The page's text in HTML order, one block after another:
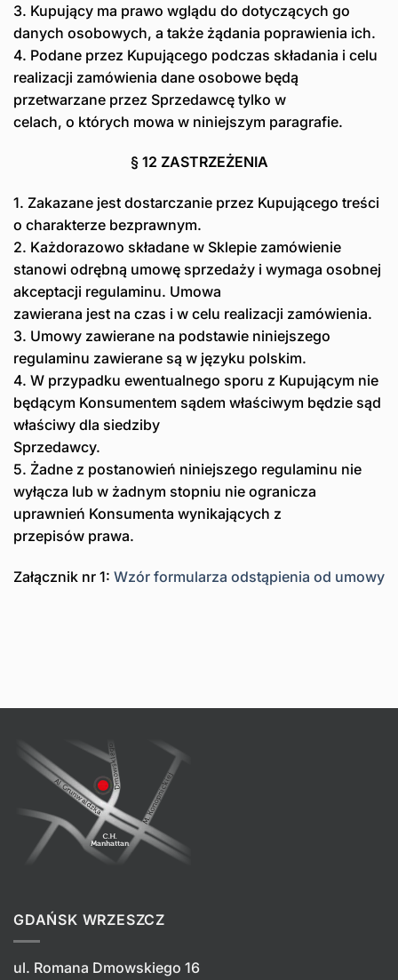
3. Kupujący ma prawo wglądu do dotyczących go
danych osobowych, a także żądania poprawienia ich.
4. Podane przez Kupującego podczas składania i celu
realizacji zamówienia dane osobowe będą
przetwarzane przez Sprzedawcę tylko w
celach, o których mowa w niniejszym paragrafie.
§ 12 ZASTRZEŻENIA
1. Zakazane jest dostarczanie przez Kupującego treści
o charakterze bezprawnym.
2. Każdorazowo składane w Sklepie zamówienie
stanowi odrębną umowę sprzedaży i wymaga osobnej
akceptacji regulaminu. Umowa
zawierana jest na czas i w celu realizacji zamówienia.
3. Umowy zawierane na podstawie niniejszego
regulaminu zawierane są w języku polskim.
4. W przypadku ewentualnego sporu z Kupującym nie
będącym Konsumentem sądem właściwym będzie sąd
właściwy dla siedziby
Sprzedawcy.
5. Żadne z postanowień niniejszego regulaminu nie
wyłącza lub w żadnym stopniu nie ogranicza
uprawnień Konsumenta wynikających z
przepisów prawa.
Załącznik nr 1: Wzór formularza odstąpienia od umowy
GDAŃSK WRZESZCZ
ul. Romana Dmowskiego 16